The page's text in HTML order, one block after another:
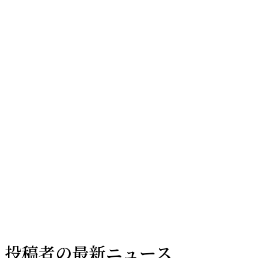
投稿者の最新ニュース